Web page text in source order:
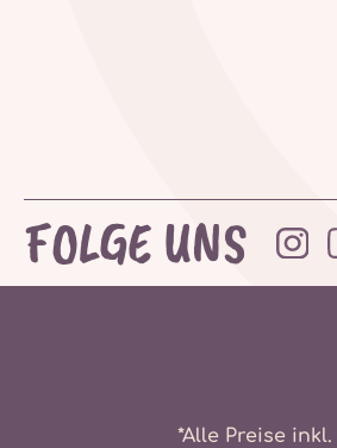
FOLGE UNS
*Alle Preise